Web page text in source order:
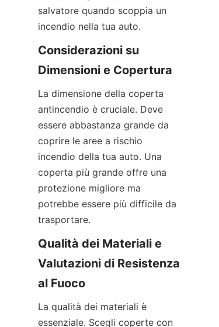
salvatore quando scoppia un
incendio nella tua auto.
Considerazioni su
Dimensioni e Copertura
La dimensione della coperta
antincendio è cruciale. Deve
essere abbastanza grande da
coprire le aree a rischio
incendio della tua auto. Una
coperta più grande offre una
protezione migliore ma
potrebbe essere più difficile da
trasportare.
Qualità dei Materiali e
Valutazioni di Resistenza
al Fuoco
La qualità dei materiali è
essenziale. Scegli coperte con